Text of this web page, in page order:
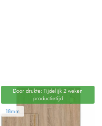
Door drukte: Tijdelijk 2 weken
productietijd
18mm